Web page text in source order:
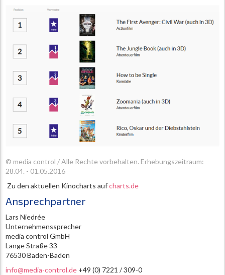
© media control / Alle Rechte vorbehalten. Erhebungszeitraum:
28.04. - 01.05.2016
Zu den aktuellen Kinocharts aufcharts.de
Ansprechpartner
Lars Niedrée
Unternehmenssprecher
media control GmbH
Lange Straße 33
76530 Baden-Baden
info@media-control.de +49 (0) 7221 / 309-0